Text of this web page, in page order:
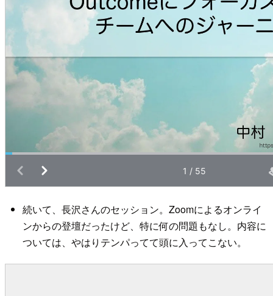
続いて、長沢さんのセッション。Zoomによるオンライ
ンからの登壇だったけど、特に何の問題もなし。内容に
ついては、やはりテンパってて頭に入ってこない。